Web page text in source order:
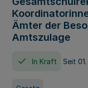
Ämter der
Amtszulage
In Kraft Seit